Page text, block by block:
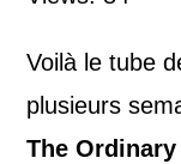
Voilà le tube
plusieurs
The Ordinary